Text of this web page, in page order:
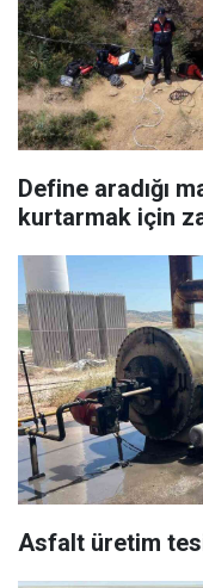
Define aradığı
kurtarmak için
Asfalt üretim